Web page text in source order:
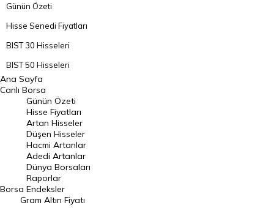
Günün Özeti
Hisse Senedi Fiyatları
BIST 30 Hisseleri
BIST 50 Hisseleri
BIST 100 Hisseleri
En Çok Artan Hisseler
En Çok Düşen Hisseler
Hacmi Artanlar
Geçmiş Kapanışlar
Dünya Borsaları
Raporlar
Ana Sayfa
Canlı Borsa
Borsa
Günün Özeti
Hisse Fiyatları
Artan Hisseler
Düşen Hisseler
Hacmi Artanlar
Adedi Artanlar
Dünya Borsaları
Raporlar
Endeksler
Gram Altın Fiyatı